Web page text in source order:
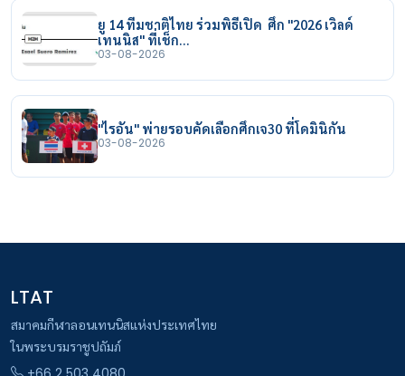
ยู 14 ทีมชาติไทย ร่วมพิธีเปิด ศึก "2026 เวิลด์
เทนนิส" ที่เช็ก…
03-08-2026
"ไรอัน" พ่ายรอบคัดเลือกศึกเจ30 ที่โดมินิกัน
03-08-2026
LTAT
สมาคมกีฬาลอนเทนนิสแห่งประเทศไทย
ในพระบรมราชูปถัมภ์